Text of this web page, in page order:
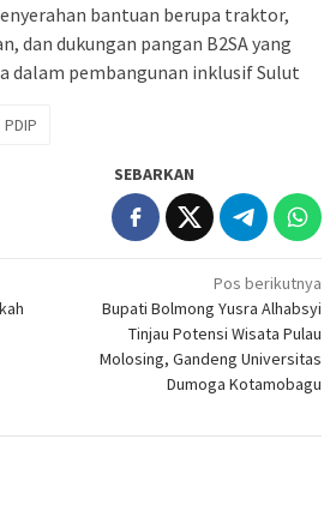
bantuan berupa traktor,
dan dukungan pangan B2SA yang
dalam pembangunan inklusif Sulut
PDIP
SEBARKAN
Pos berikutnya
Bupati Bolmong Yusra Alhabsyi
Tinjau Potensi Wisata Pulau
Molosing, Gandeng Universitas
Dumoga Kotamobagu